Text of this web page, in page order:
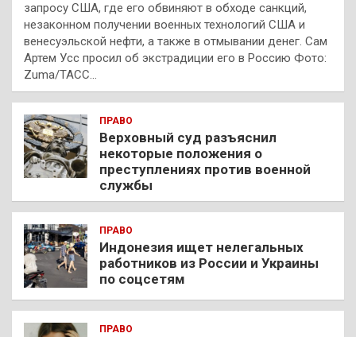
запросу США, где его обвиняют в обходе санкций,
незаконном получении военных технологий США и
венесуэльской нефти, а также в отмывании денег. Сам
Артем Усс просил об экстрадиции его в Россию Фото:
Zuma/ТАСС…
ПРАВО
Верховный суд разъяснил
некоторые положения о
преступлениях против военной
службы
ПРАВО
Индонезия ищет нелегальных
работников из России и Украины
по соцсетям
ПРАВО